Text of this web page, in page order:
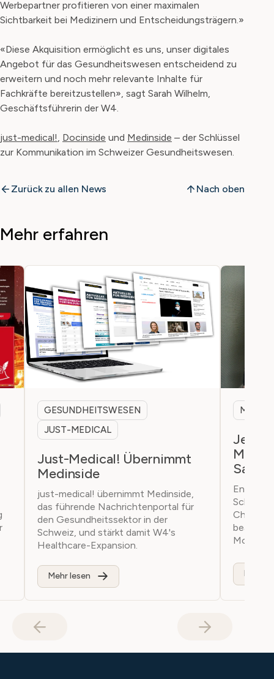
Werbepartner profitieren von einer maximalen
Sichtbarkeit bei Medizinern und Entscheidungsträgern.»
«Diese Akquisition ermöglicht es uns, unser digitales
Angebot für das Gesundheitswesen entscheidend zu
erweitern und noch mehr relevante Inhalte für
Fachkräfte bereitzustellen», sagt Sarah Wilhelm,
Geschäftsführerin der W4.
just-medical!, Docinside und Medinside – der Schlüssel
zur Kommunikation im Schweizer Gesundheitswesen.
Zurück zu allen News Nach oben
Mehr erfahren
GESUNDHEITSWESEN
JUST-MEDICAL
Just-Medical! Übernimmt
Medinside
just-medical! übernimmt Medinside,
das führende Nachrichtenportal für
den Gesundheitssektor in der
Schweiz, und stärkt damit W4's
Healthcare-Expansion.
Mehr lesen
Jetzt
Sarah
Endlich
Mehr